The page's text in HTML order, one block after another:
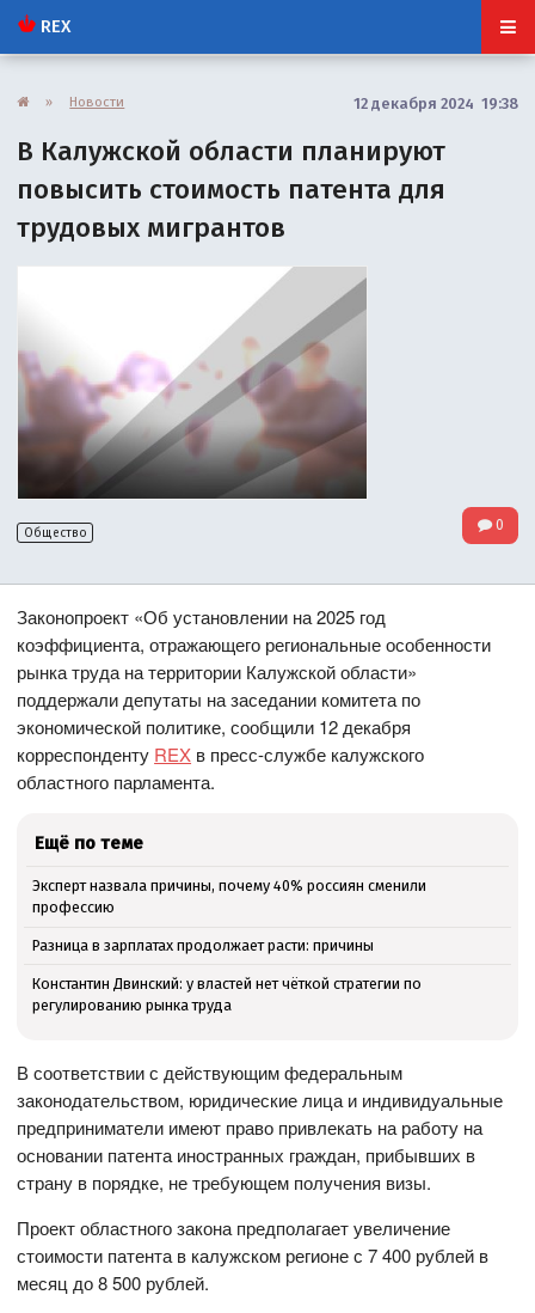
REX
» Новости 12 декабря 2024 19:38
В Калужской области планируют
повысить стоимость патента для
трудовых мигрантов
Общество 0
Законопроект «Об установлении на 2025 год
коэффициента, отражающего региональные особенности
рынка труда на территории Калужской области»
поддержали депутаты на заседании комитета по
экономической политике, сообщили 12 декабря
корреспонденту REX в пресс-службе калужского
областного парламента.
Ещё по теме
Эксперт назвала причины, почему 40% россиян сменили
профессию
Разница в зарплатах продолжает расти: причины
Константин Двинский: у властей нет чёткой стратегии по
регулированию рынка труда
В соответствии с действующим федеральным
законодательством, юридические лица и индивидуальные
предприниматели имеют право привлекать на работу на
основании патента иностранных граждан, прибывших в
страну в порядке, не требующем получения визы.
Проект областного закона предполагает увеличение
стоимости патента в калужском регионе с 7 400 рублей в
месяц до 8 500 рублей.